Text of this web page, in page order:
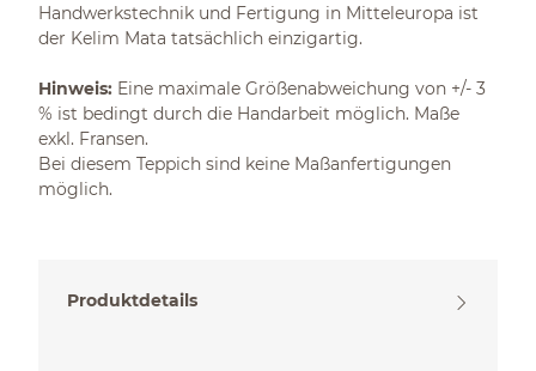
Handwerkstechnik und Fertigung in Mitteleuropa ist
der Kelim Mata tatsächlich einzigartig.
Hinweis: Eine maximale Größenabweichung von +/- 3
% ist bedingt durch die Handarbeit möglich. Maße
exkl. Fransen.
Bei diesem Teppich sind keine Maßanfertigungen
möglich.
Produktdetails